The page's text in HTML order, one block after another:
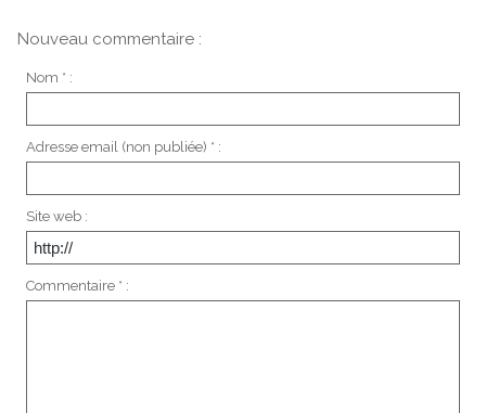
Nouveau commentaire :
Nom * :
Adresse email (non publiée) * :
Site web :
Commentaire * :